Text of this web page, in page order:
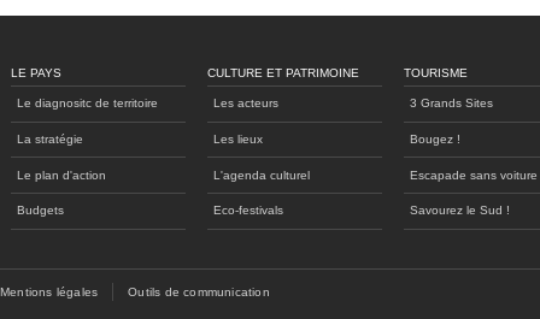
LE PAYS
Le diagnositc de territoire
La stratégie
Le plan d'action
Budgets
CULTURE ET PATRIMOINE
Les acteurs
Les lieux
L'agenda culturel
Eco-festivals
TOURISME
3 Grands Sites
Bougez !
Escapade sans voiture
Savourez le Sud !
Mentions légales Outils de communication